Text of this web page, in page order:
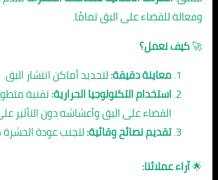
وفعالة للقضاء على البق تمامًا.
🚀كيف نعمل؟
معاينة دقيقة:لتحديد أماكن انتشار البق.
استخدام التكنولوجيا الحرارية:تقنية
القضاء على البق وأعشاشه دون التأثير
تقديم نصائح وقائية:لتجنب عودة
🌟آراء عملائنا: